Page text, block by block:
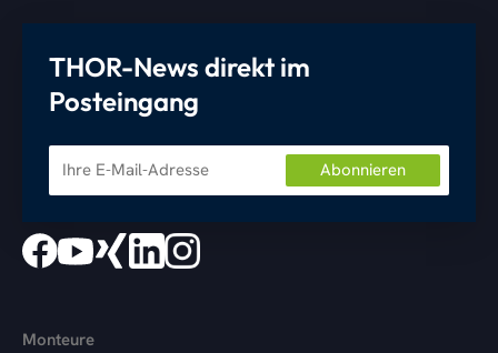
THOR-News direkt im
Posteingang
Monteure